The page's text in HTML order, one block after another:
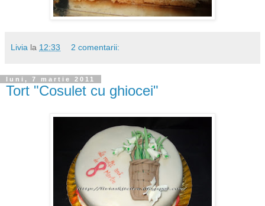
Livia la 12:33 2 comentarii:
luni, 7 martie 2011
Tort "Cosulet cu ghiocei"